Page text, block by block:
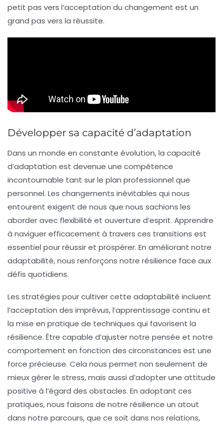
petit pas vers l’acceptation du changement est un
grand pas vers la réussite.
Développer sa capacité d’adaptation
Dans un monde en constante évolution, la capacité
d’adaptation est devenue une compétence
incontournable tant sur le plan professionnel que
personnel. Les changements inévitables qui nous
entourent exigent de nous que nous sachions les
aborder avec flexibilité et ouverture d’esprit. Apprendre
à naviguer efficacement à travers ces transitions est
essentiel pourréussiret prospérer. En améliorant notre
adaptabilité, nous renforçons notre résilience face aux
défis quotidiens.
Les stratégies pour cultiver cette adaptabilité incluent
l’acceptation des imprévus, l’apprentissage continu et
la mise en pratique de techniques qui favorisent la
résilience. Être capable d’ajuster notre pensée et notre
comportement en fonction des circonstances est une
force précieuse. Cela nous permet non seulement de
mieux gérer le stress, mais aussi d’adopter une attitude
positive à l’égard des obstacles. En adoptant ces
pratiques, nous faisons de notre résilience un atout
dans notre parcours, que ce soit dans nos relations,